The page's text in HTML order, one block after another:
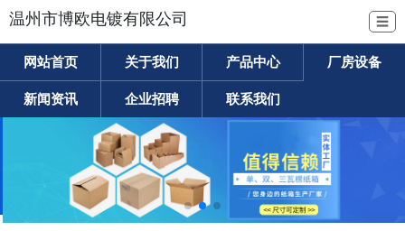
温州市博欧电镀有限公司 ☰
网站首页 关于我们 产品中心 厂房设备
新闻资讯 企业招聘 联系我们